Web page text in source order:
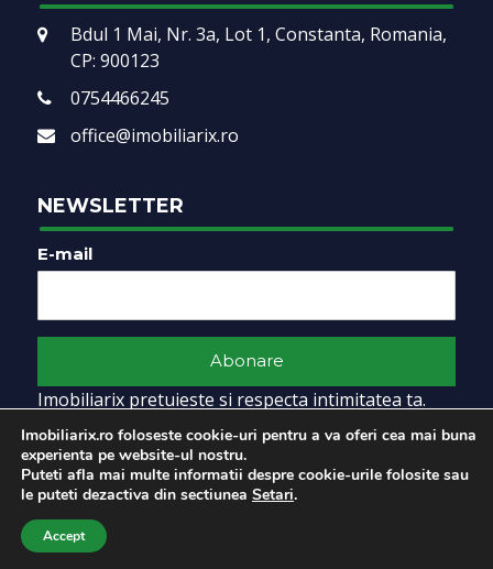
SUNA
Bdul 1 Mai, Nr. 3a, Lot 1, Constanta, Romania,
CP: 900123
0754466245
office@imobiliarix.ro
NEWSLETTER
E-mail
Imobiliarix pretuieste si respecta intimitatea ta.
Pentru mai multe informatii, citeste
Politica de
confidentialitate.
Imobiliarix.ro foloseste cookie-uri pentru a va oferi cea mai buna
experienta pe website-ul nostru.
Puteti afla mai multe informatii despre cookie-urile folosite sau
le puteti dezactiva din sectiunea Setari.
Accept